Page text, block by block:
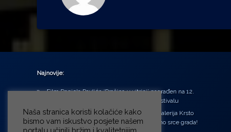
Najnovije:
Film Daniela Pavlića ‘Prašina u vitrini’ nagrađen na 12.
Green Montenegro International Film Festivalu
U središtu Petrinje otvorena obnovljena Galerija Krsto
Hegedušić: Kultura vraćena kući, u samo srce grada!
Naša stranica koristi kolačiće kako
bismo vam iskustvo posjete našem
portalu učinili bržim i kvalitetnijim.